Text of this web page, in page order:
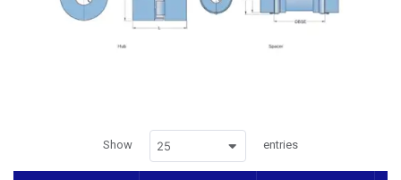
Show 25 entries